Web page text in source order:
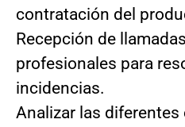
contratación del
Recepción de
profesionales para
incidencias.
Analizar las diferentes